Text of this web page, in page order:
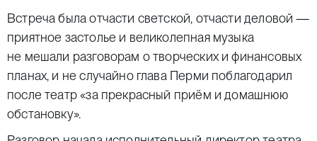
Встреча была отчасти светской, отчасти деловой —
приятное застолье и великолепная музыка
не мешали разговорам о творческих и финансовых
планах, и не случайно глава Перми поблагодарил
после театр «за прекрасный приём и домашнюю
обстановку».